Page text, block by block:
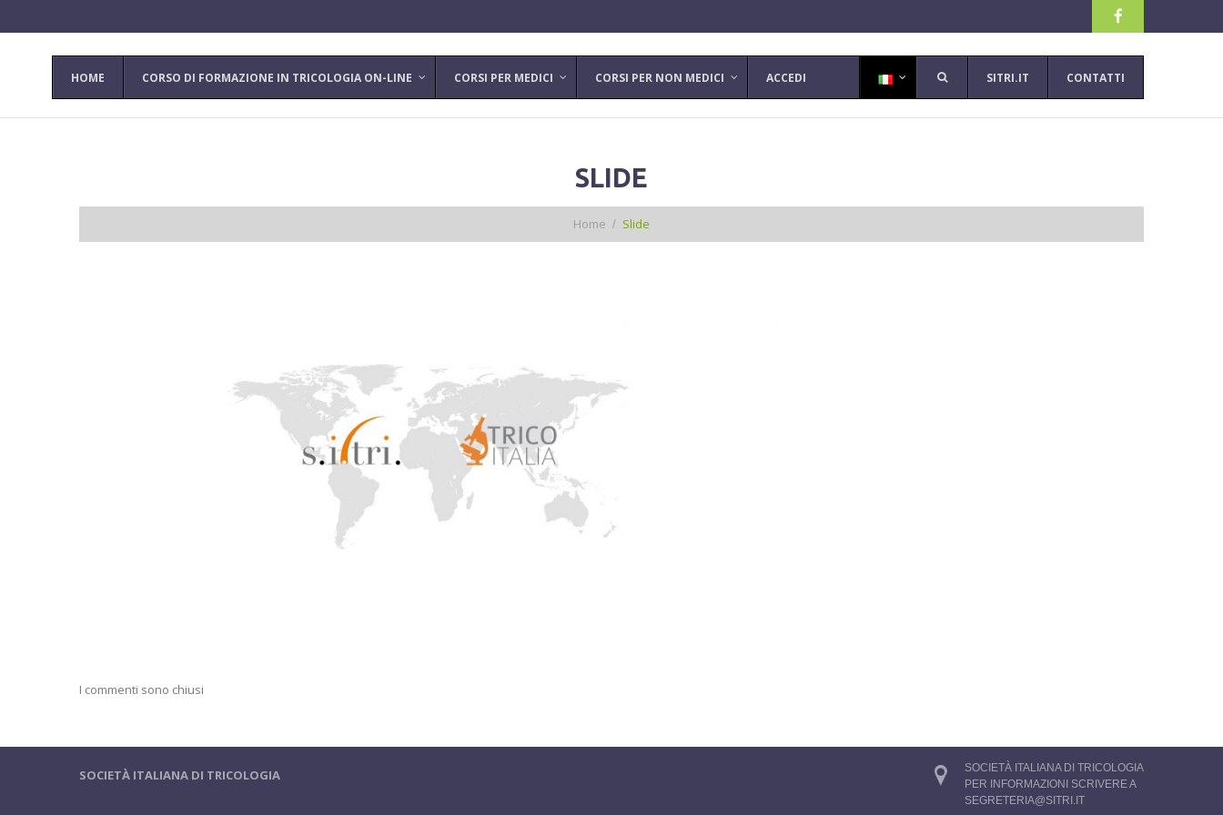
HOME CORSO DI FORMAZIONE IN TRICOLOGIA ON-LINE CONTATTI
SITRI.IT
CORSI PER MEDICI CORSI PER NON MEDICI ACCEDI
SLIDE
Home Slide
I commenti sono chiusi
SOCIETÀ ITALIANA DI TRICOLOGIA
SOCIETÀ ITALIANA DI TRICOLOGIA
PER INFORMAZIONI SCRIVERE A
SEGRETERIA@SITRI.IT